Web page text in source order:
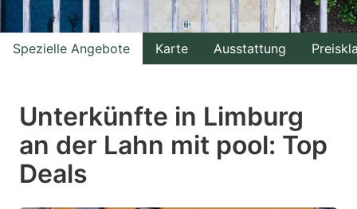
interact
with
the
select
a
date.
interact
with
the
select
a
Spezielle Angebote Karte Ausstattung
Unterkünfte in Limburg
an der Lahn mit pool: Top
Deals